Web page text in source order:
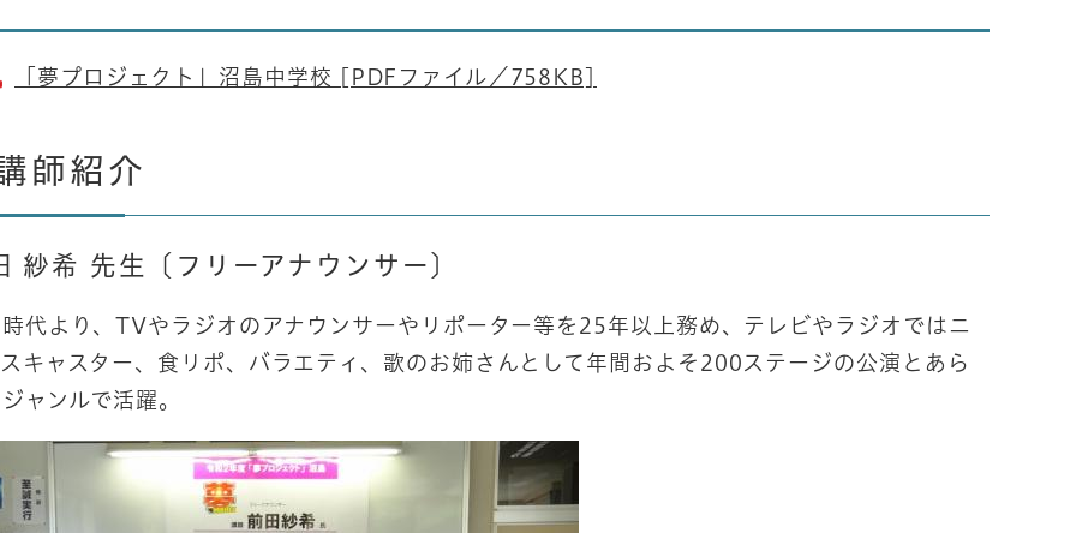
「夢プロジェクト」沼島中学校 [PDFファイル／758KB]
師紹介
紗希 先生 〔フリーアナウンサー〕
代より、TVやラジオのアナウンサーやリポーター等を25年以上務め、テレビやラジオではニ
キャスター、食リポ、バラエティ、歌のお姉さんとして年間およそ200ステージの公演とあら
ャンルで活躍。